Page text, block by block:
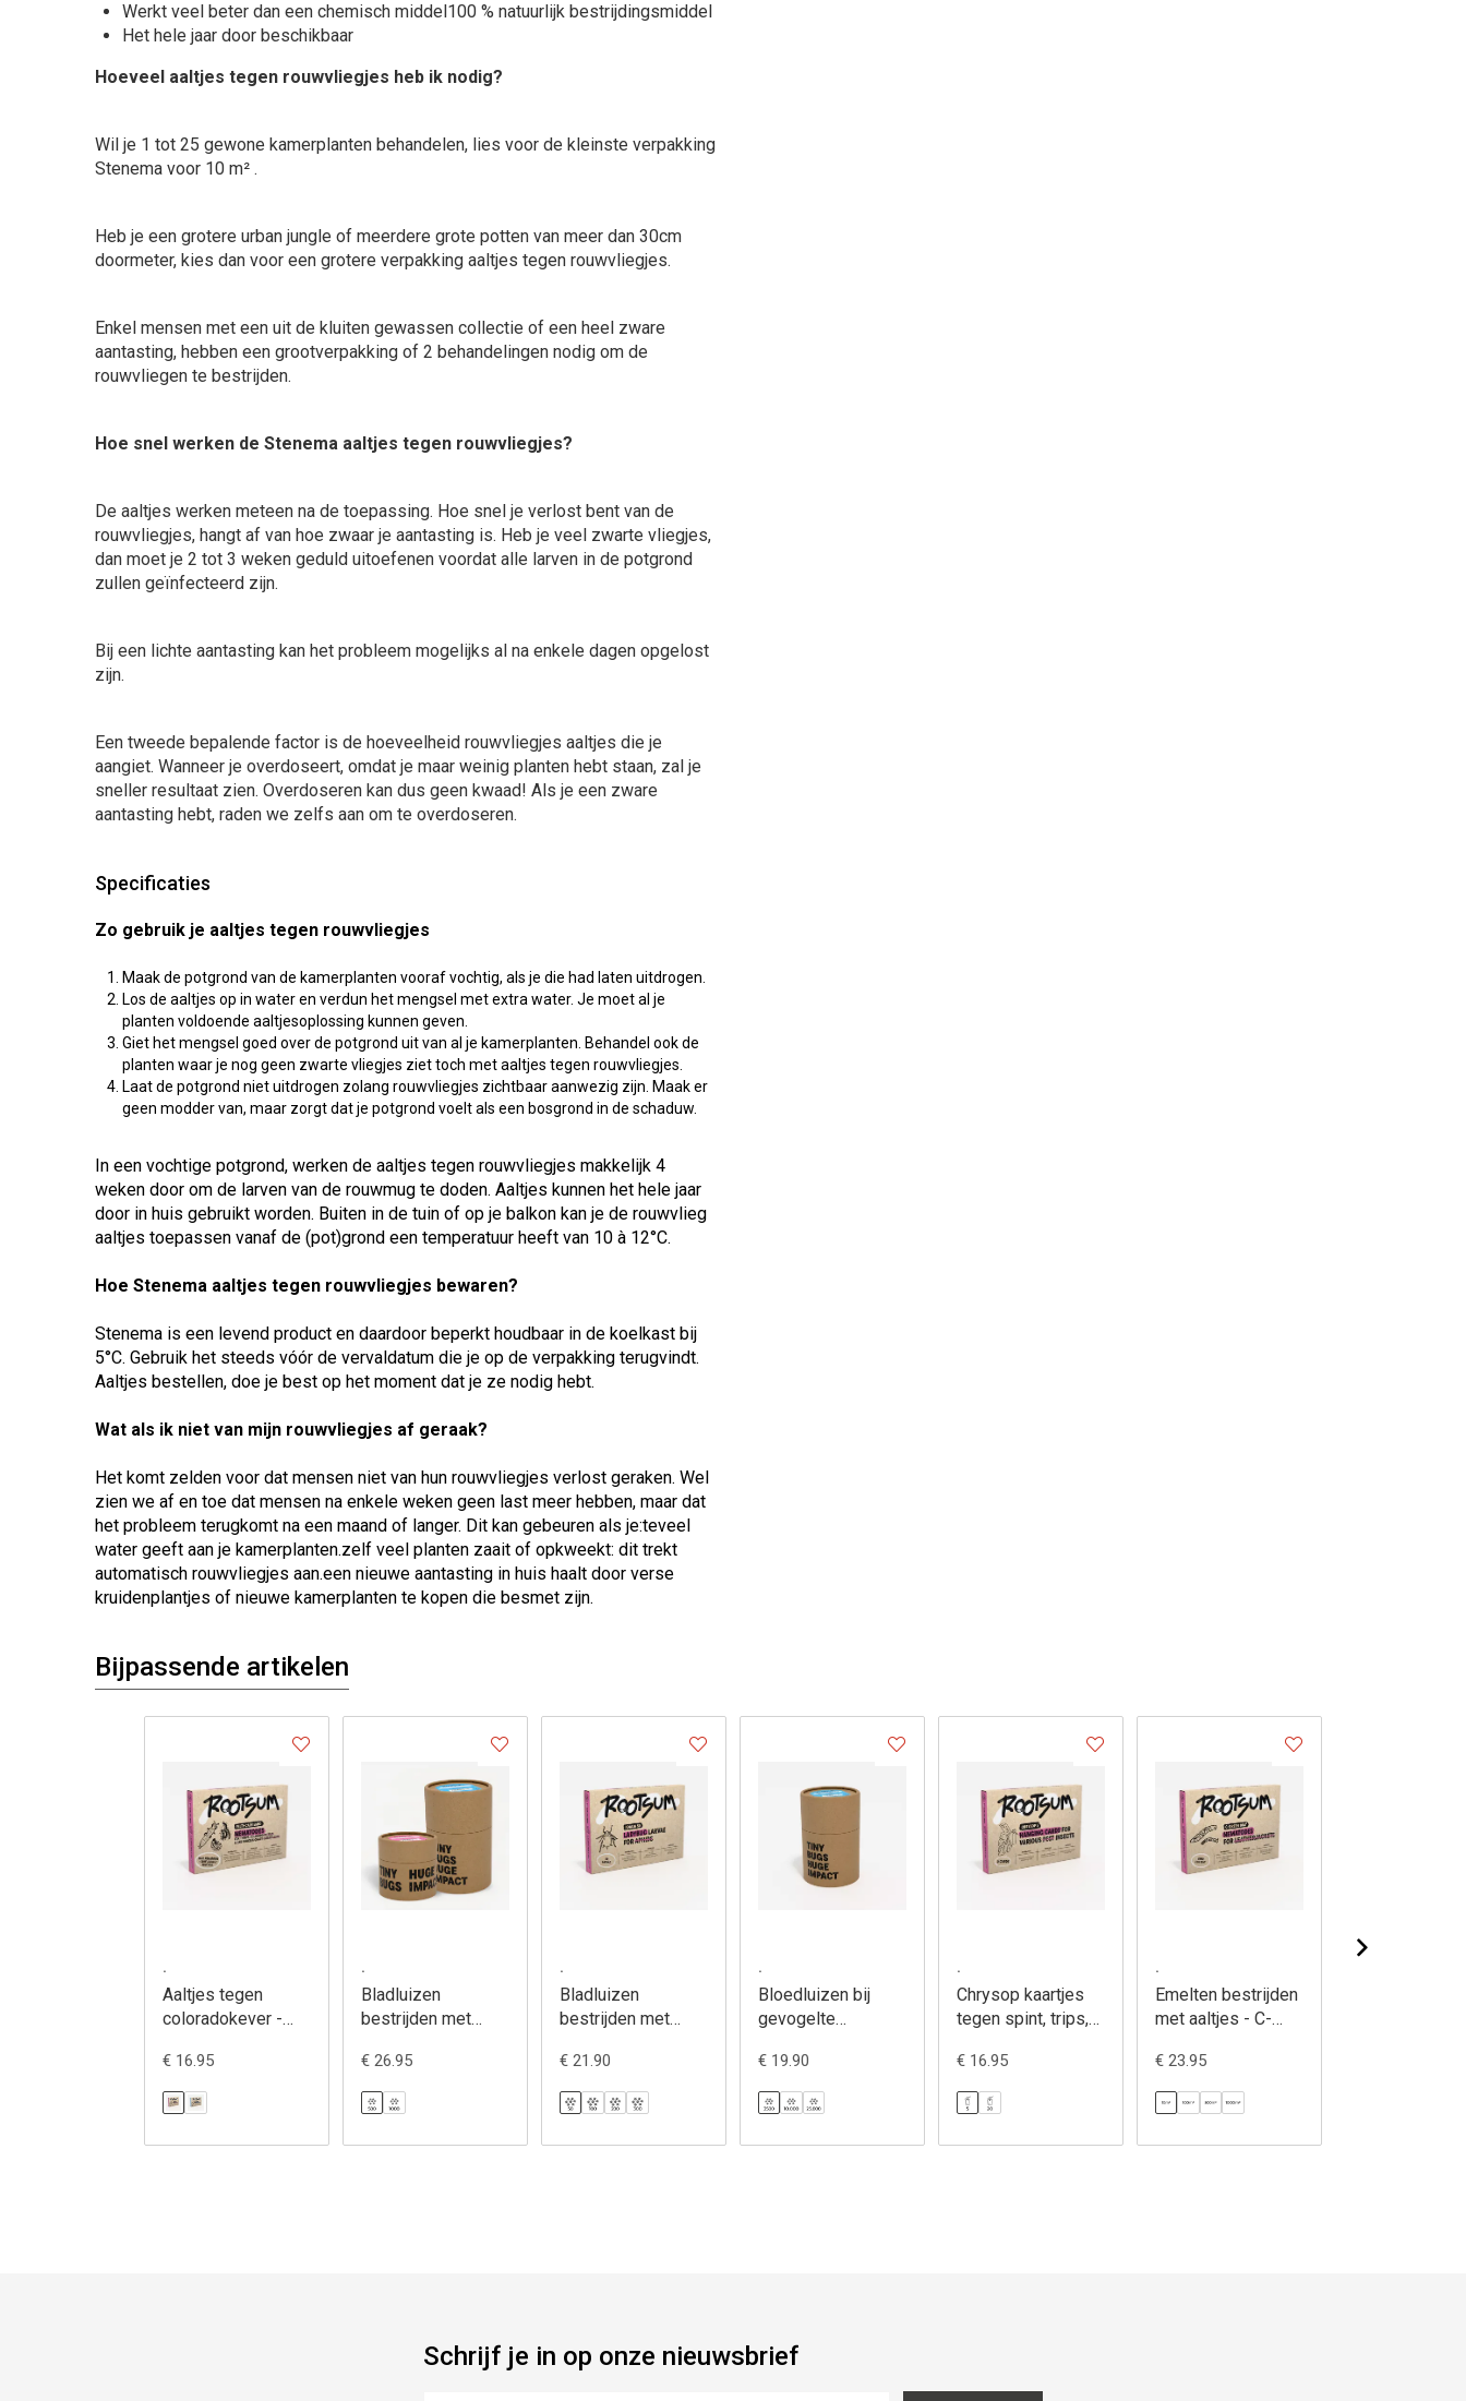
Werkt veel beter dan een chemisch middel100 % natuurlijk bestrijdingsmiddel
Het hele jaar door beschikbaar
Hoeveel aaltjes tegen rouwvliegjes heb ik nodig?
Wil je 1 tot 25 gewone kamerplanten behandelen, lies voor de kleinste verpakking
Stenema voor 10 m² .
Heb je een grotere urban jungle of meerdere grote potten van meer dan 30cm
doormeter, kies dan voor een grotere verpakking aaltjes tegen rouwvliegjes.
Enkel mensen met een uit de kluiten gewassen collectie of een heel zware
aantasting, hebben een grootverpakking of 2 behandelingen nodig om de
rouwvliegen te bestrijden.
Hoe snel werken de Stenema aaltjes tegen rouwvliegjes?
De aaltjes werken meteen na de toepassing. Hoe snel je verlost bent van de
rouwvliegjes, hangt af van hoe zwaar je aantasting is. Heb je veel zwarte vliegjes,
dan moet je 2 tot 3 weken geduld uitoefenen voordat alle larven in de potgrond
zullen geïnfecteerd zijn.
Bij een lichte aantasting kan het probleem mogelijks al na enkele dagen opgelost
zijn.
Een tweede bepalende factor is de hoeveelheid rouwvliegjes aaltjes die je
aangiet. Wanneer je overdoseert, omdat je maar weinig planten hebt staan, zal je
sneller resultaat zien. Overdoseren kan dus geen kwaad! Als je een zware
aantasting hebt, raden we zelfs aan om te overdoseren.
Specificaties
Zo gebruik je aaltjes tegen rouwvliegjes
Maak de potgrond van de kamerplanten vooraf vochtig, als je die had laten uitdrogen.
Los de aaltjes op in water en verdun het mengsel met extra water. Je moet al je
planten voldoende aaltjesoplossing kunnen geven.
Giet het mengsel goed over de potgrond uit van al je kamerplanten. Behandel ook de
planten waar je nog geen zwarte vliegjes ziet toch met aaltjes tegen rouwvliegjes.
Laat de potgrond niet uitdrogen zolang rouwvliegjes zichtbaar aanwezig zijn. Maak er
geen modder van, maar zorgt dat je potgrond voelt als een bosgrond in de schaduw.
In een vochtige potgrond, werken de aaltjes tegen rouwvliegjes makkelijk 4
weken door om de larven van de rouwmug te doden. Aaltjes kunnen het hele jaar
door in huis gebruikt worden. Buiten in de tuin of op je balkon kan je de rouwvlieg
aaltjes toepassen vanaf de (pot)grond een temperatuur heeft van 10 à 12°C.
Hoe Stenema aaltjes tegen rouwvliegjes bewaren?
Stenema is een levend product en daardoor beperkt houdbaar in de koelkast bij
5°C. Gebruik het steeds vóór de vervaldatum die je op de verpakking terugvindt.
Aaltjes bestellen, doe je best op het moment dat je ze nodig hebt.
Wat als ik niet van mijn rouwvliegjes af geraak?
Het komt zelden voor dat mensen niet van hun rouwvliegjes verlost geraken. Wel
zien we af en toe dat mensen na enkele weken geen last meer hebben, maar dat
het probleem terugkomt na een maand of langer. Dit kan gebeuren als je:teveel
water geeft aan je kamerplanten.zelf veel planten zaait of opkweekt: dit trekt
automatisch rouwvliegjes aan.een nieuwe aantasting in huis haalt door verse
kruidenplantjes of nieuwe kamerplanten te kopen die besmet zijn.
Bijpassende artikelen
.
Aaltjes tegen
coloradokever -
€ 16.95
.
Bladluizen
bestrijden met
Chrysopa
€ 26.95
.
Bladluizen
bestrijden met
- Adalia
€ 21.90
.
Bloedluizen bij
gevogelte
roofmijt -
Chickenheppie
€ 19.90
.
Chrysop kaartjes
tegen spint, trips,
Chrysop
€ 16.95
.
Emelten bestrijden
met aaltjes - C-
€ 23.95
Schrijf je in op onze nieuwsbrief